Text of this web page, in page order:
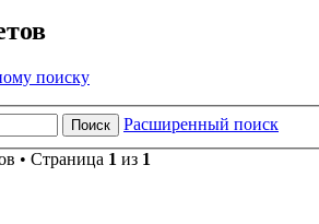
поиску
Поиск
Расширенный поиск
• Страница 1 из 1